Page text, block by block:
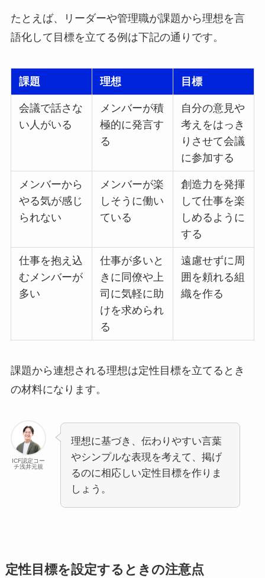
たとえば、リーダーや管理職が課題から理想を言
語化して目標を立てる例は下記の通りです。
課題 理想 目標
会議で話さな
い人がいる
メンバーが積
極的に発言す
る
自分の意見や
考えをはっき
りさせて会議
に参加する
メンバーから
やる気が感じ
られない
メンバーが楽
しそうに働い
ている
創造力を発揮
して仕事を楽
しめるように
する
仕事を抱え込
むメンバーが
多い
仕事が多いと
きに同僚や上
司に気軽に助
けを求められ
る
遠慮せずに周
囲を頼れる組
織を作る
課題から連想される理想は定性目標を立てるとき
の材料になります。
ICF認定コー
チ浅井元規
理想に基づき、伝わりやすい言葉
やシンプルな表現を考えて、掲げ
るのに相応しい定性目標を作りま
しょう。
定性目標を設定するときの注意点